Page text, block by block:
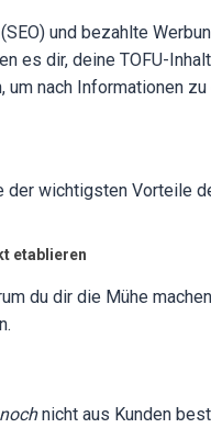
und bezahlte
es dir, deine TOFU-
um nach Informationen
der wichtigsten Vorteile
etablieren
du dir die Mühe
nochnicht aus Kunden